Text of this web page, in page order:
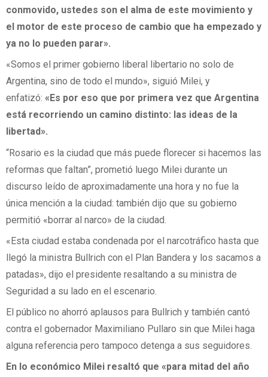
conmovido, ustedes son el alma de este movimiento y
el motor de este proceso de cambio que ha empezado y
ya no lo pueden parar».
«Somos el primer gobierno liberal libertario no solo de
Argentina, sino de todo el mundo», siguió Milei, y
enfatizó: «Es por eso que por primera vez que Argentina
está recorriendo un camino distinto: las ideas de la
libertad».
“Rosario es la ciudad que más puede florecer si hacemos las
reformas que faltan”, prometió luego Milei durante un
discurso leído de aproximadamente una hora y no fue la
única mención a la ciudad: también dijo que su gobierno
permitió «borrar al narco» de la ciudad.
«Esta ciudad estaba condenada por el narcotráfico hasta que
llegó la ministra Bullrich con el Plan Bandera y los sacamos a
patadas», dijo el presidente resaltando a su ministra de
Seguridad a su lado en el escenario.
El público no ahorró aplausos para Bullrich y también cantó
contra el gobernador Maximiliano Pullaro sin que Milei haga
alguna referencia pero tampoco detenga a sus seguidores.
En lo económico Milei resaltó que «para mitad del año